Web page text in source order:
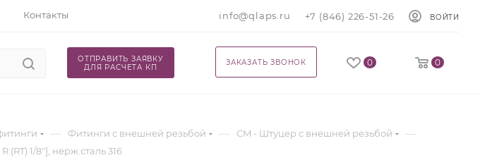
Контакты info@qlaps.ru +7 (846) 226-51-26 ВОЙТИ
0 0
ЗАКАЗАТЬ ЗВОНОК
ОТПРАВИТЬ ЗАЯВКУ
ДЛЯ РАСЧЕТА КП
— Фитинги с внешней резьбой — CM - Штуцер с внешней резьбой —
(RT) 1/8"], нерж.сталь 316